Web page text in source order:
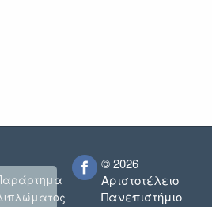
© 2026
Αριστοτέλειο
Πανεπιστήμιο